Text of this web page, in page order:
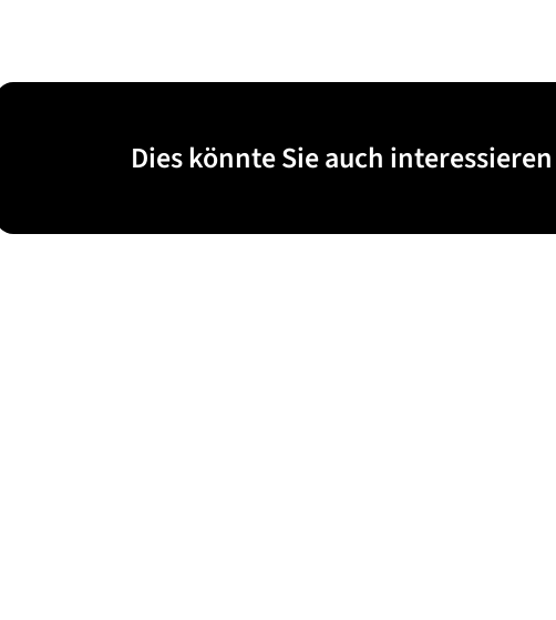
Dies könnte Sie auch interessieren